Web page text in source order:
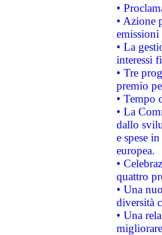
•
• Azione
• La
interessi
• Tre
premio
• Tempo
• La
dallo
e spese
europea.
•
quattro
• Una
diversità
• Una